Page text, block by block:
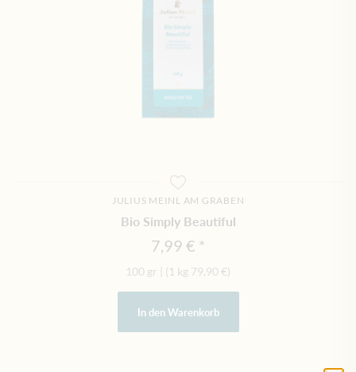
JULIUS MEINL AM GRABEN
Bio Simply Beautiful
7,99 €
100 gr (1 kg 79,90 €)
In den Warenkorb